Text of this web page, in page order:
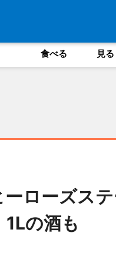
食べる 見
ーローズス
の酒も